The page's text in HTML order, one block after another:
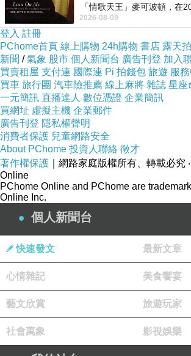
這邊是先結帳的, 結完帳, 白目海參
了免費豆漿, 免費豆花區, 老闆真
個大鋼盆的豆花, 豆漿還分成原味
的. 紅茶+豆漿 應該就是仿照 紅茶+
概念. 反正不管那麼多了, 每一種都
「情歌天王」麥可波頓，在
瘤「祈禱早日康復，一切都好
2026-08-09
登入 註冊
PChome首頁 線上購物 24h購物 書店 露天
新聞 /氣象 股市 個人新聞台 廣告刊登 加入
買賣租屋 支付連 國際連 Pi 拍錢包 旅遊 服
買車 旅行團 汽車險推薦 線上麻將 雜誌 星座
一元簡訊 直播達人 數位憑證 企業簡訊
買網址 虛擬主機 企業郵件
廣告刊登 隱私權聲明
消費者保護 兒童網路安全
About PChome 投資人聯絡 徵才
著作權保護 ｜網路家庭版權所有、轉載必究
Online
PChome Online and PChome are
Online Inc.
個人新聞台
快速發文 最新文章
心情雜記 美食饗宴
藝文欣賞 旅遊玩家
社會萬象 影視娛樂